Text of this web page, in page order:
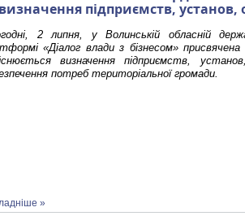
визначення підприємств,
2 липня, у Волинській обласній
«Діалог влади з бізнесом»
визначення підприємств,
потреб територіальної громади.
»